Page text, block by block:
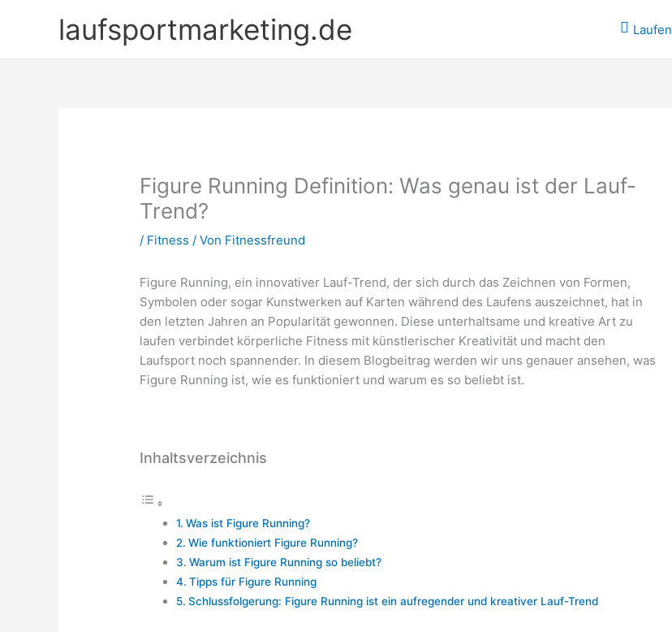
laufsportmarketing.de Laufen
Figure Running Definition: Was genau ist der Lauf-
Trend?
/ Fitness / Von Fitnessfreund
Figure Running, ein innovativer Lauf-Trend, der sich durch das Zeichnen von Formen,
Symbolen oder sogar Kunstwerken auf Karten während des Laufens auszeichnet, hat in
den letzten Jahren an Popularität gewonnen. Diese unterhaltsame und kreative Art zu
laufen verbindet körperliche Fitness mit künstlerischer Kreativität und macht den
Laufsport noch spannender. In diesem Blogbeitrag werden wir uns genauer ansehen, was
Figure Running ist, wie es funktioniert und warum es so beliebt ist.
Inhaltsverzeichnis
Was ist Figure Running?
Wie funktioniert Figure Running?
Warum ist Figure Running so beliebt?
Tipps für Figure Running
Schlussfolgerung: Figure Running ist ein aufregender und kreativer Lauf-Trend